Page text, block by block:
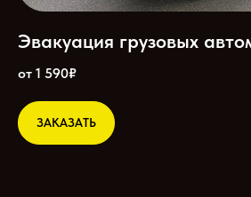
Эвакуация грузовых
от 1 590₽
ЗАКАЗАТЬ